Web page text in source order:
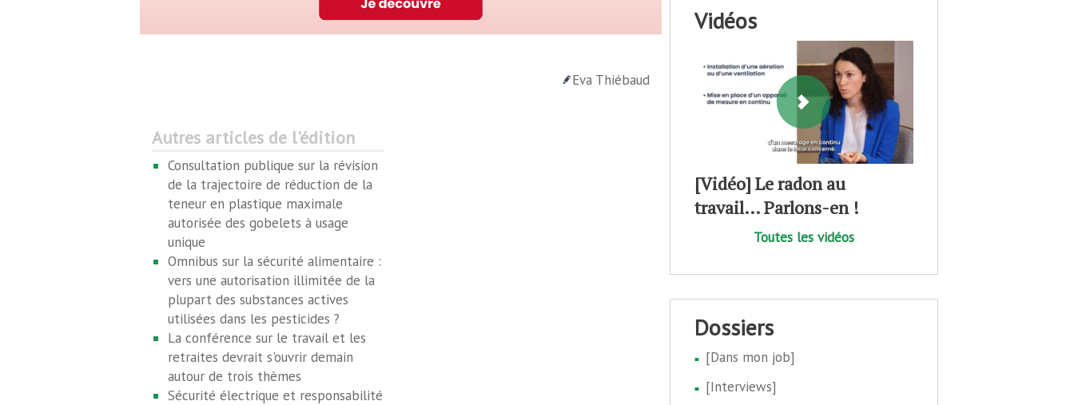
Eva Thiébaud
Autres articles de l'édition
Consultation publique sur la révision
de la trajectoire de réduction de la
teneur en plastique maximale
autorisée des gobelets à usage
unique
Omnibus sur la sécurité alimentaire :
vers une autorisation illimitée de la
plupart des substances actives
utilisées dans les pesticides ?
La conférence sur le travail et les
retraites devrait s'ouvrir demain
autour de trois thèmes
Sécurité électrique et responsabilité
vidéos
[Vidéo] Le radon au
travail… Parlons-en !
Toutes les vidéos
dossiers
[Dans mon job]
[Interviews]